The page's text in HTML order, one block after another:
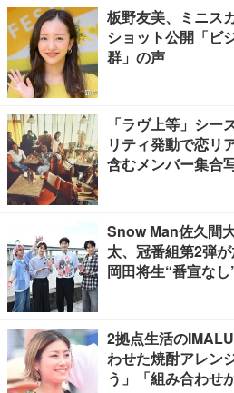
板野友美、ミニス
ショット公開「ビ
群」の声
「ラヴ上等」シー
リティ発動で恋リ
含むメンバー集合
Snow Man佐久間
太、冠番組第2弾
岡田将生“番宣な
2拠点生活の
わせた焼酎アレン
う」「組み合わせ